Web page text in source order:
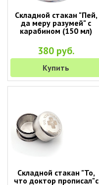
Складной стакан "Пей,
да меру разумей" с
карабином (150 мл)
380 руб.
Купить
Складной стакан "То,
что доктор прописал"с